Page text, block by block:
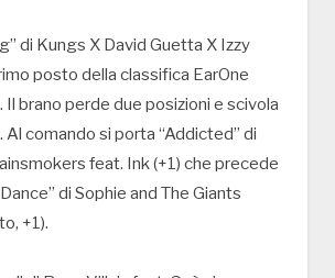
di Kungs X David Guetta X Izzy
posto della classifica EarOne
Il brano perde due posizioni e scivola
comando si porta “Addicted” di
feat. Ink (+1) che precede
di Sophie and The Giants
+1).